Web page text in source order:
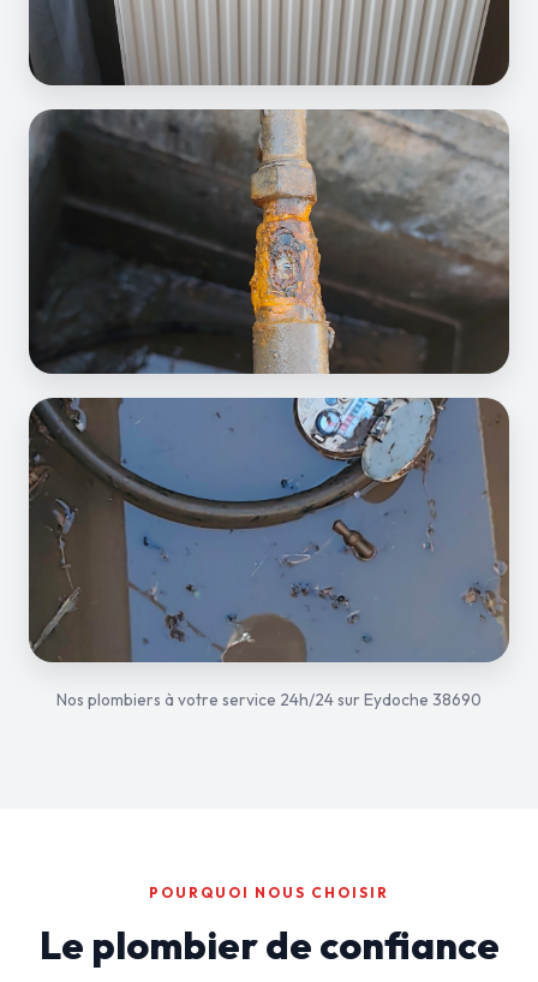
Nos plombiers à votre service 24h/24 sur Eydoche 38690
POURQUOI NOUS CHOISIR
Le plombier de confiance